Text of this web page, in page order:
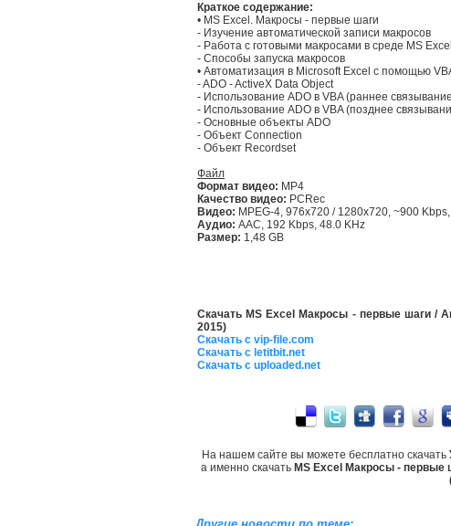
Краткое содержание:
• MS Excel. Макросы - первые шаги
- Изучение автоматической записи макросов
- Работа с готовыми макросами в среде MS Excel
- Способы запуска макросов
• Автоматизация в Microsoft Excel с помощью
- ADO - ActiveX Data Object
- Использование ADO в VBA (раннее
- Использование ADO в VBA (позднее
- Основные объекты ADO
- Объект Connection
- Объект Recordset
Файл
Формат видео: MP4
Качество видео: PCRec
Видео: MPEG-4, 976x720 / 1280x720, ~900
Аудио: AAC, 192 Kbps, 48.0 KHz
Размер: 1,48 GB
Скачать MS Excel Макросы - первые шаги /
2015)
Скачать с vip-file.com
Скачать с letitbit.net
Скачать с uploaded.net
На нашем сайте вы можете бесплатно скачать
а именно скачать MS Excel Макросы - первые